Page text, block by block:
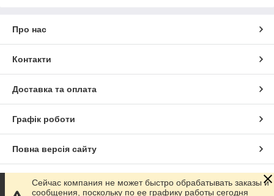
Про нас
Контакти
Доставка та оплата
Графік роботи
Повна версія сайту
Сайт створено на маркетплейсі Prom.ua
Сейчас компания не может быстро обрабатывать заказы и
сообщения, поскольку по ее графику работы сегодня